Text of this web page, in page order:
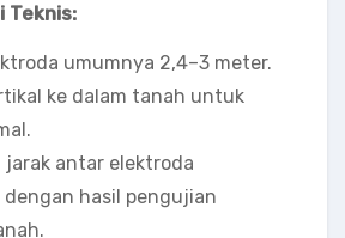
Teknis:
umumnya 2,4–3 meter.
ke dalam tanah untuk
antar elektroda
dengan hasil pengujian